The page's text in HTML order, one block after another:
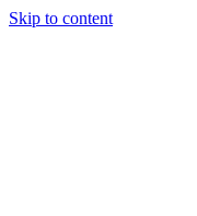
Skip to content